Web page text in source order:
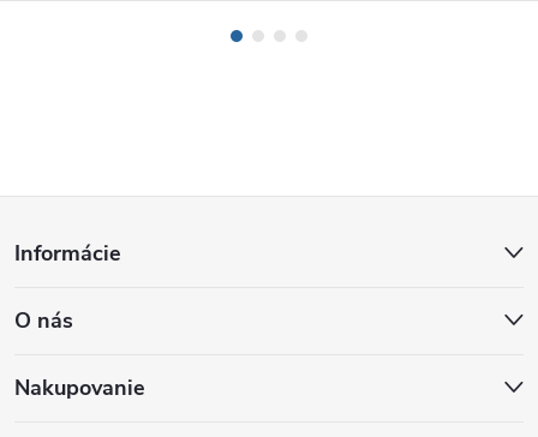
p
ä
Informácie
O nás
Nakupovanie